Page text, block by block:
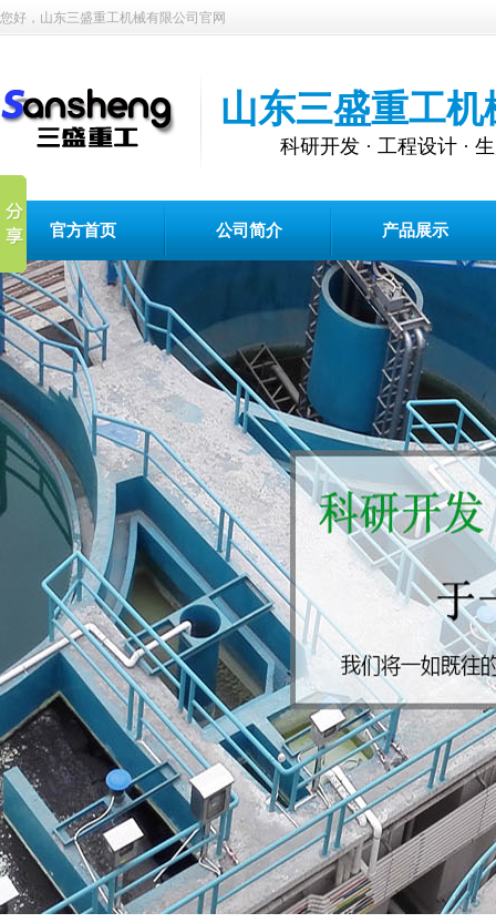
您好，山东三盛重工机械有限公司官网
山东三盛重工
科研开发 · 工程设计 · 生
官方首页 公司简介 产品展示